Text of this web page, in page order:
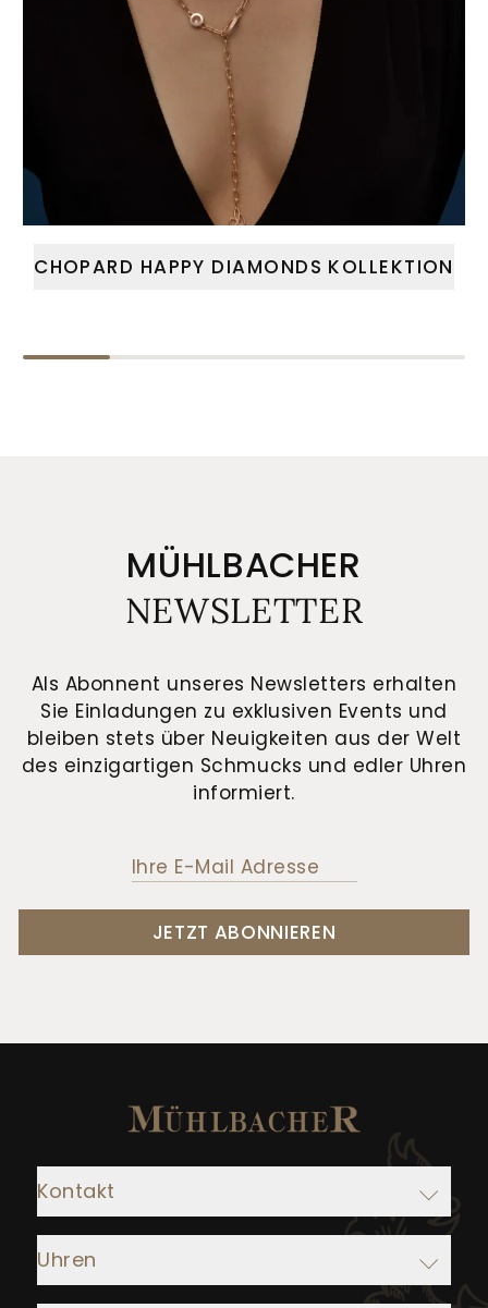
CHOPARD HAPPY DIAMONDS KOLLEKTION
MÜHLBACHER
NEWSLETTER
Als Abonnent unseres Newsletters erhalten
Sie Einladungen zu exklusiven Events und
bleiben stets über Neuigkeiten aus der Welt
des einzigartigen Schmucks und edler Uhren
informiert.
JETZT ABONNIEREN
Kontakt
Adresse:
Uhren